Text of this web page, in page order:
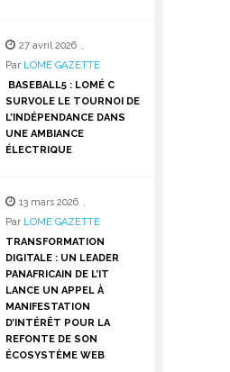
27 avril 2026 ,
Par LOME GAZETTE
BASEBALL5 : LOMÉ C
SURVOLE LE TOURNOI DE
L’INDÉPENDANCE DANS
UNE AMBIANCE
ÉLECTRIQUE
13 mars 2026 ,
Par LOME GAZETTE
TRANSFORMATION
DIGITALE : UN LEADER
PANAFRICAIN DE L’IT
LANCE UN APPEL À
MANIFESTATION
D’INTÉRÊT POUR LA
REFONTE DE SON
ÉCOSYSTÈME WEB